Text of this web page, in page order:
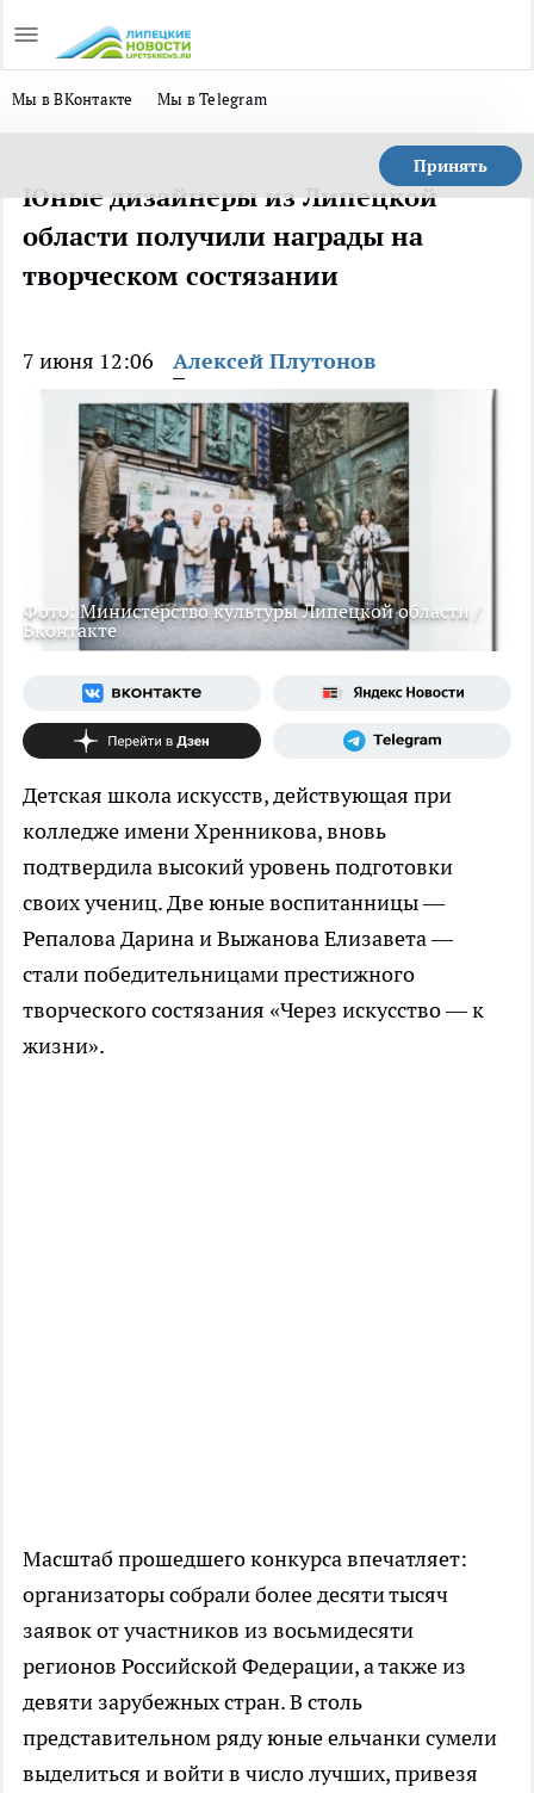
Мы в ВКонтакте Мы в Telegram
Принять
Юные дизайнеры из Липецкой
области получили награды на
творческом состязании
7 июня 12:06 Алексей Плутонов
Фото: Министерство культуры Липецкой области /
Вконтакте
Детская школа искусств, действующая при
колледже имени Хренникова, вновь
подтвердила высокий уровень подготовки
своих учениц. Две юные воспитанницы —
Репалова Дарина и Выжанова Елизавета —
стали победительницами престижного
творческого состязания «Через искусство — к
жизни».
Масштаб прошедшего конкурса впечатляет:
организаторы собрали более десяти тысяч
заявок от участников из восьмидесяти
регионов Российской Федерации, а также из
девяти зарубежных стран. В столь
представительном ряду юные ельчанки сумели
выделиться и войти в число лучших, привезя